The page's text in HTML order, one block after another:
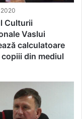
Culturii
Vaslui
calculatoare
din mediul